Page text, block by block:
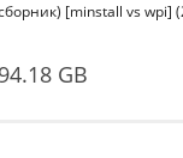
[minstall vs wpi]
94.18 GB